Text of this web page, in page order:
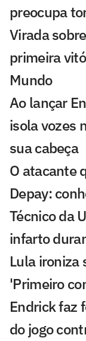
preocupa
Virada
primeira
Mundo
Ao lançar
isola vozes
sua cabeça
O atacante
Depay:
Técnico da
infarto
Lula ironiza
'Primeiro
Endrick faz
do jogo